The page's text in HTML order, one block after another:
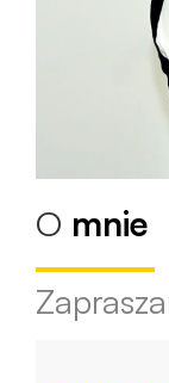
O mnie